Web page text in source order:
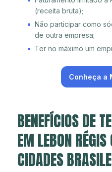
(receita bruta);
Não participar como
de outra empresa;
Ter no máximo um
Conheça a
BENEFÍCIOS DE
EM LEBON
CIDADES